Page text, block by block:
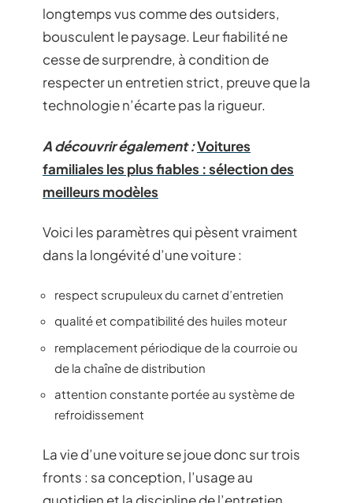
longtemps vus comme des outsiders,
bousculent le paysage. Leur fiabilité ne
cesse de surprendre, à condition de
respecter un entretien strict, preuve que la
technologie n’écarte pas la rigueur.
A découvrir également :Voitures
familiales les plus fiables : sélection des
meilleurs modèles
Voici les paramètres qui pèsent vraiment
dans la longévité d’une voiture :
respect scrupuleux du carnet d’entretien
qualité et compatibilité des huiles moteur
remplacement périodique de la courroie ou
de la chaîne de distribution
attention constante portée au système de
refroidissement
La vie d’une voiture se joue donc sur trois
fronts : sa conception, l’usage au
quotidien et la discipline de l’entretien.